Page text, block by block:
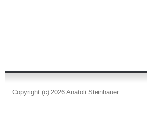
Copyright (c) 2026 Anatoli Steinhauer.